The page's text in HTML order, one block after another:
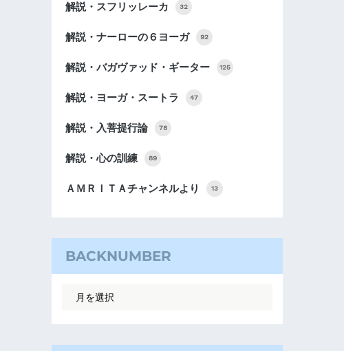
解説・スフリッレーカ 32
解説・ナーローの６ヨーガ 92
解説・バガヴァッド・ギーター 125
解説・ヨーガ・スートラ 47
解説・入菩提行論 78
解説・心の訓練 89
ＡＭＲＩＴＡチャンネルより 13
BACKNUMBER